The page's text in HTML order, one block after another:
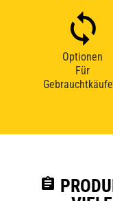
Optionen
Für
Gebrauchtkäufe
assignment